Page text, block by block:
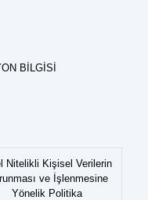
BİLGİSİ
Nitelikli Kişisel Verilerin
ve İşlenmesine
Yönelik Politika